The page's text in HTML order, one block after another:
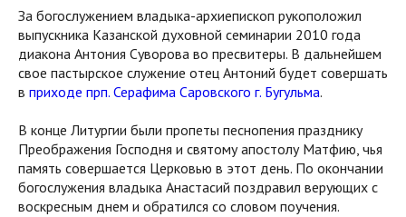
За богослужением владыка-архиепископ рукоположил
выпускника Казанской духовной семинарии 2010 года
диакона Антония Суворова во пресвитеры. В дальнейшем
свое пастырское служение отец Антоний будет совершать
в приходе прп. Серафима Саровского г. Бугульма.
В конце Литургии были пропеты песнопения празднику
Преображения Господня и святому апостолу Матфию, чья
память совершается Церковью в этот день. По окончании
богослужения владыка Анастасий поздравил верующих с
воскресным днем и обратился со словом поучения.